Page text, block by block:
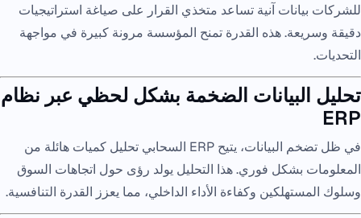
للشركات بيانات آنية تساعد متخذي القرار على صياغة استراتيجيات
دقيقة وسريعة. هذه القدرة تمنح المؤسسة مرونة كبيرة في مواجهة
التحديات.
تحليل البيانات الضخمة بشكل لحظي عبر نظام
ERP
في ظل تضخم البيانات، يتيح ERP السحابي تحليل كميات هائلة من
المعلومات بشكل فوري. هذا التحليل يولد رؤى حول اتجاهات السوق
وسلوك المستهلكين وكفاءة الأداء الداخلي، مما يعزز القدرة التنافسية.